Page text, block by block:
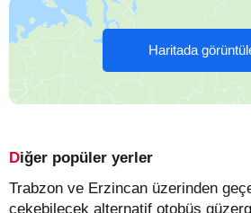
Haritada
Diğer popüler yerler
Trabzon ve Erzincan üzerinden
çekebilecek alternatif otobüs